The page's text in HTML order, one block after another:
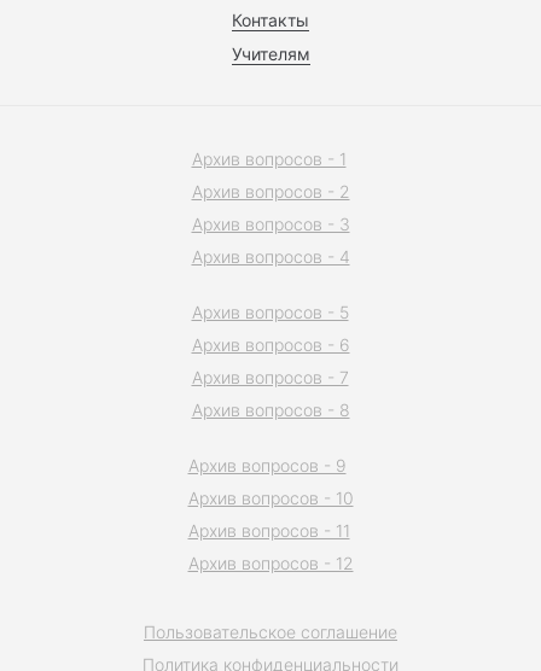
Контакты
Учителям
Пользовательское соглашение
Политика конфиденциальности
Архив вопросов - 1
Архив вопросов - 2
Архив вопросов - 3
Архив вопросов - 4
Архив вопросов - 5
Архив вопросов - 6
Архив вопросов - 7
Архив вопросов - 8
Архив вопросов - 9
Архив вопросов - 10
Архив вопросов - 11
Архив вопросов - 12